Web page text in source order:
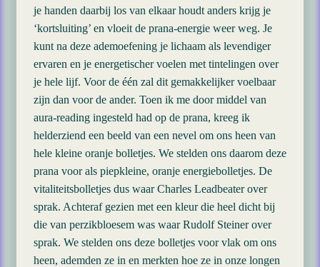
je handen daarbij los van elkaar houdt anders krijg je
‘kortsluiting’ en vloeit de prana-energie weer weg. Je
kunt na deze ademoefening je lichaam als levendiger
ervaren en je energetischer voelen met tintelingen over
je hele lijf. Voor de één zal dit gemakkelijker voelbaar
zijn dan voor de ander. Toen ik me door middel van
aura-reading ingesteld had op de prana, kreeg ik
helderziend een beeld van een nevel om ons heen van
hele kleine oranje bolletjes. We stelden ons daarom deze
prana voor als piepkleine, oranje energiebolletjes. De
vitaliteitsbolletjes dus waar Charles Leadbeater over
sprak. Achteraf gezien met een kleur die heel dicht bij
die van perzikbloesem was waar Rudolf Steiner over
sprak. We stelden ons deze bolletjes voor vlak om ons
heen, ademden ze in en merkten hoe ze in onze longen